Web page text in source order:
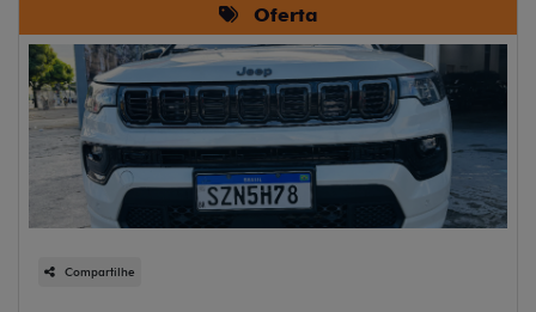
Oferta
Compartilhe